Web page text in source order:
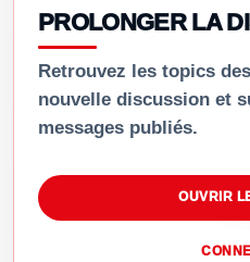
PROLONGER LA
Retrouvez les topics
nouvelle discussion et
messages publiés.
OUVRIR